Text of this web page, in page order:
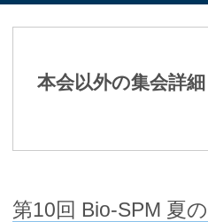
本会以外の集会詳細
第10回 Bio-SPM 夏
公益社団法人日本生化学会